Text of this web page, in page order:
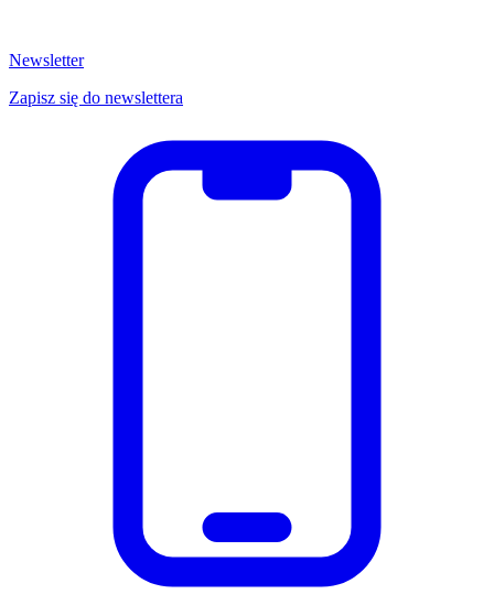
Newsletter
Zapisz się do newslettera